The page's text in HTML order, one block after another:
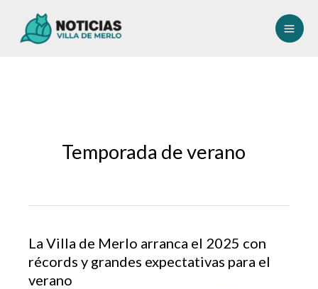
Temporada de verano
La Villa de Merlo arranca el 2025 con
récords y grandes expectativas para el
verano